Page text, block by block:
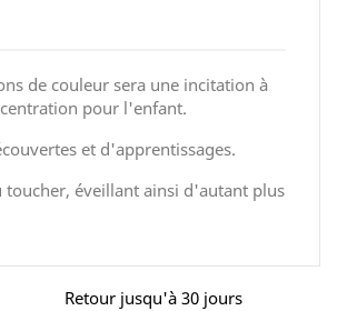
de couleur sera une incitation à
pour l'enfant.
et d'apprentissages.
toucher, éveillant ainsi d'autant plus
Retour jusqu'à 30 jours